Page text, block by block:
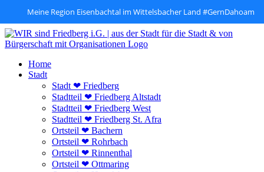
Meine Region Eisenbachtal im Wittelsbacher Land #GernDahoam
Zum
Inhalt
Home
Stadt
Stadt ❤ Friedberg
Stadtteil ❤ Friedberg Altstadt
Stadtteil ❤ Friedberg West
Stadtteil ❤ Friedberg St. Afra
Ortsteil ❤ Bachern
Ortsteil ❤ Rohrbach
Ortsteil ❤ Rinnenthal
Ortsteil ❤ Ottmaring